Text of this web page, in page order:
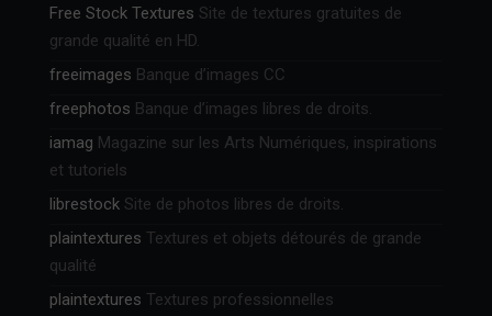
Free Stock Textures Site de textures gratuites de
grande qualité en HD.
freeimages Banque d’images CC
freephotos Banque d’images libres de droits.
iamag Magazine sur les Arts Numériques, inspirations
et tutoriels
librestock Site de photos libres de droits.
plaintextures Textures et objets détourés de grande
qualité
plaintextures Textures professionnelles